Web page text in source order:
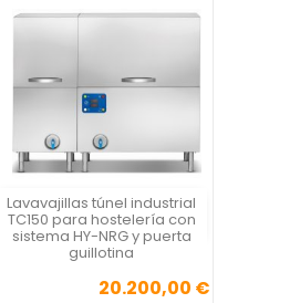
Lavavajillas túnel industrial
TC150 para hostelería con
sistema HY-NRG y puerta
guillotina
Precio
20.200,00 €

Vista rápida